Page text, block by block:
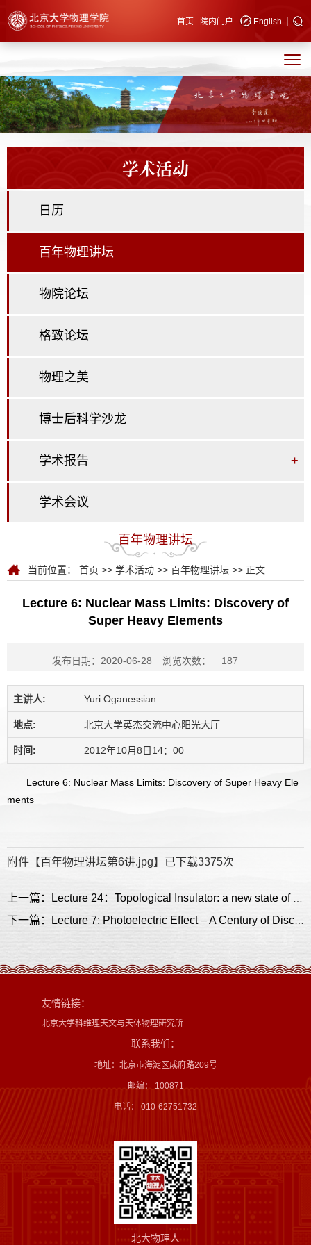
快速导航 首页 院内门户 English |
学术活动
日历
百年物理讲坛
物院论坛
格致论坛
物理之美
博士后科学沙龙
学术报告 +
学术会议
百年物理讲坛
当前位置： 首页 >> 学术活动 >> 百年物理讲坛 >> 正文
Lecture 6: Nuclear Mass Limits: Discovery of
Super Heavy Elements
发布日期：2020-06-28 浏览次数： 187
主讲人: Yuri Oganessian
地点: 北京大学英杰交流中心阳光大厅
时间: 2012年10月8日14：00
Lecture 6: Nuclear Mass Limits: Discovery of Super Heavy Ele
ments
附件【百年物理讲坛第6讲.jpg】已下载3375次
友情链接：
北京大学科维理天文与天体物理研究所
联系我们：
地址：北京市海淀区成府路209号
邮编： 100871
电话： 010-62751732
北大物理人